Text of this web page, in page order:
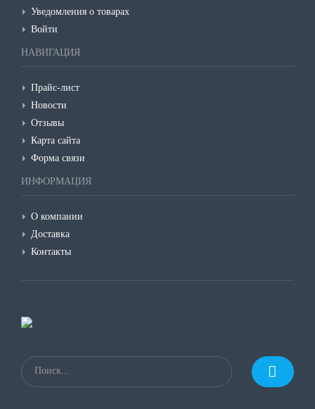
Уведомления о товарах
Войти
НАВИГАЦИЯ
Прайс-лист
Новости
Отзывы
Карта сайта
Форма связи
ИНФОРМАЦИЯ
О компании
Доставка
Контакты